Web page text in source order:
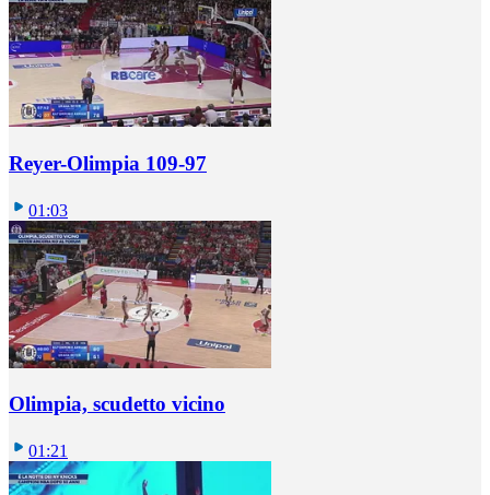
Reyer-Olimpia 109-97
01:03
Olimpia, scudetto vicino
01:21